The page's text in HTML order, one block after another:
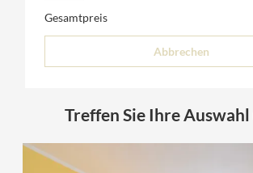
Gesamtpreis
Abbrechen
Treffen Sie Ihre